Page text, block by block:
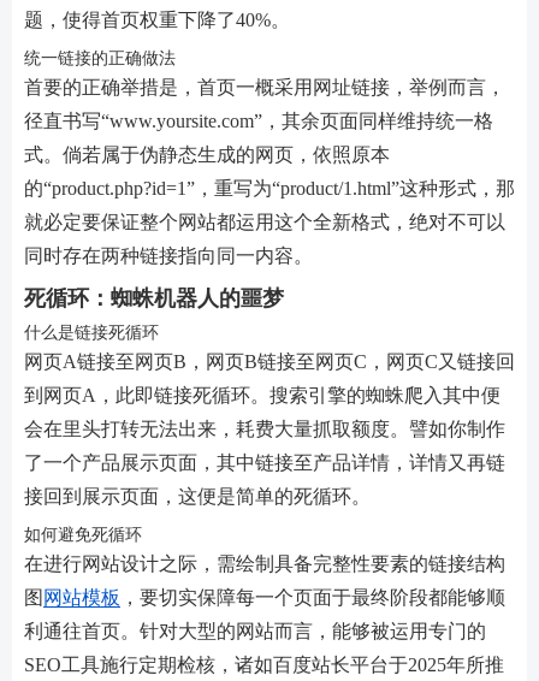
题，使得首页权重下降了40%。
统一链接的正确做法
首要的正确举措是，首页一概采用网址链接，举例而言，
径直书写“www.yoursite.com”，其余页面同样维持统一格
式。倘若属于伪静态生成的网页，依照原本
的“product.php?id=1”，重写为“product/1.html”这种形式，那
就必定要保证整个网站都运用这个全新格式，绝对不可以
同时存在两种链接指向同一内容。
死循环：蜘蛛机器人的噩梦
什么是链接死循环
网页A链接至网页B，网页B链接至网页C，网页C又链接回
到网页A，此即链接死循环。搜索引擎的蜘蛛爬入其中便
会在里头打转无法出来，耗费大量抓取额度。譬如你制作
了一个产品展示页面，其中链接至产品详情，详情又再链
接回到展示页面，这便是简单的死循环。
如何避免死循环
在进行网站设计之际，需绘制具备完整性要素的链接结构
图 网站模板
，要切实保障每一个页面于最终阶段都能够顺
利通往首页。针对大型的网站而言，能够被运用专门的
SEO工具施行定期检核，诸如百度站长平台于2025年所推